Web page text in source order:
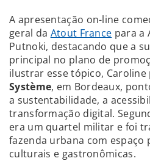
A apresentação on-line
geral da Atout France para a
Putnoki, destacando que a
principal no plano de
ilustrar esse tópico,
Système, em Bordeaux,
a sustentabilidade, a
transformação digital.
era um quartel militar e foi
fazenda urbana com espaço
culturais e gastronômicas.